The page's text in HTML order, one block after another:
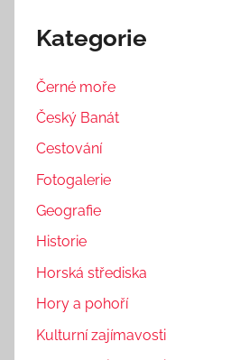
Kategorie
Černé moře
Český Banát
Cestování
Fotogalerie
Geografie
Historie
Horská střediska
Hory a pohoří
Kulturní zajímavosti